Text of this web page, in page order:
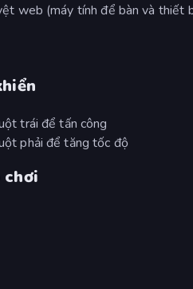
web (máy tính để bàn và thiết
trái để tấn công
phải để tăng tốc độ